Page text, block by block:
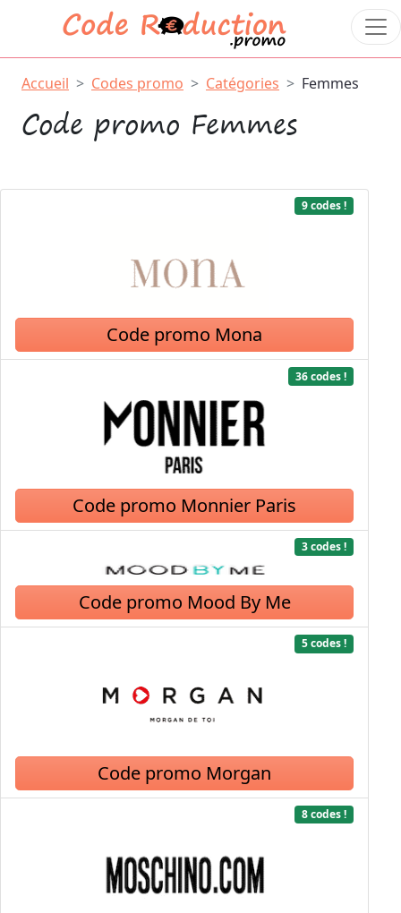
Accueil Codes promo Catégories Femmes
Code promo Femmes
9 codes !
Code promo Mona
36 codes !
Code promo Monnier Paris
3 codes !
Code promo Mood By Me
5 codes !
Code promo Morgan
8 codes !